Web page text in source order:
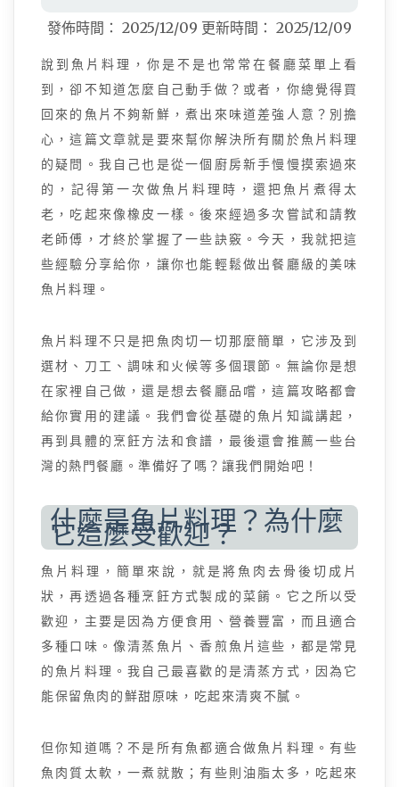
發佈時間： 2025/12/09 更新時間： 2025/12/09
說到魚片料理，你是不是也常常在餐廳菜單上看
到，卻不知道怎麼自己動手做？或者，你總覺得買
回來的魚片不夠新鮮，煮出來味道差強人意？別擔
心，這篇文章就是要來幫你解決所有關於魚片料理
的疑問。我自己也是從一個廚房新手慢慢摸索過來
的，記得第一次做魚片料理時，還把魚片煮得太
老，吃起來像橡皮一樣。後來經過多次嘗試和請教
老師傅，才終於掌握了一些訣竅。今天，我就把這
些經驗分享給你，讓你也能輕鬆做出餐廳級的美味
魚片料理。
魚片料理不只是把魚肉切一切那麼簡單，它涉及到
選材、刀工、調味和火候等多個環節。無論你是想
在家裡自己做，還是想去餐廳品嚐，這篇攻略都會
給你實用的建議。我們會從基礎的魚片知識講起，
再到具體的烹飪方法和食譜，最後還會推薦一些台
灣的熱門餐廳。準備好了嗎？讓我們開始吧！
什麼是魚片料理？為什麼
它這麼受歡迎？
魚片料理，簡單來說，就是將魚肉去骨後切成片
狀，再透過各種烹飪方式製成的菜餚。它之所以受
歡迎，主要是因為方便食用、營養豐富，而且適合
多種口味。像清蒸魚片、香煎魚片這些，都是常見
的魚片料理。我自己最喜歡的是清蒸方式，因為它
能保留魚肉的鮮甜原味，吃起來清爽不膩。
但你知道嗎？不是所有魚都適合做魚片料理。有些
魚肉質太軟，一煮就散；有些則油脂太多，吃起來